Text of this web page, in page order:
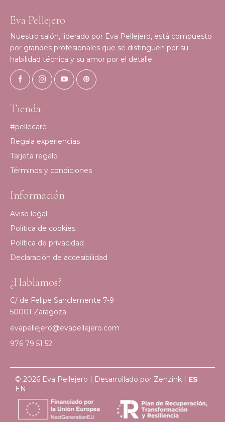
Eva Pellejero
Nuestro salón, liderado por Eva Pellejero, está compuesto
por grandes profesionales que se distinguen por su
habilidad técnica y su amor por el detalle.
Tienda
#pellecare
Regala experiencias
Tarjeta regalo
Términos y condiciones
Información
Aviso legal
Política de cookies
Política de privacidad
Declaración de accesibilidad
¿Hablamos?
C/ de Felipe Sanclemente 7-9
50001 Zaragoza
evapellejero@evapellejero.com
976 79 51 52
© 2026 Eva Pellejero | Desarrollado por Zenzink | ES
EN